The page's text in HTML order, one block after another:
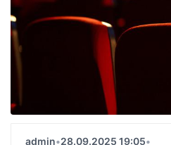
admin•28.09.2025 19:05•